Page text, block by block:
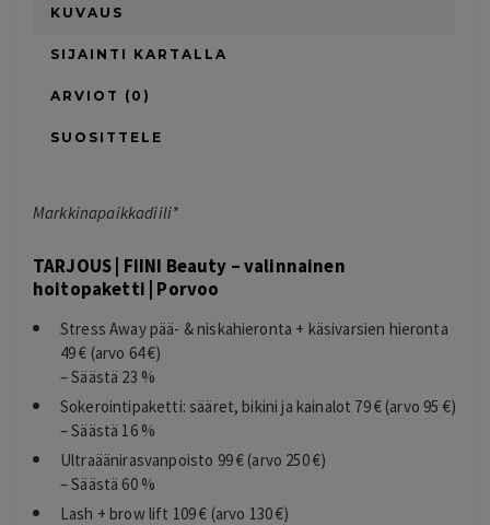
KUVAUS
SIJAINTI KARTALLA
ARVIOT (0)
SUOSITTELE
Markkinapaikkadiili*
TARJOUS | FIINI Beauty – valinnainen
hoitopaketti | Porvoo
Stress Away pää- & niskahieronta + käsivarsien hieronta
49 € (arvo 64 €)
– Säästä 23 %
Sokerointipaketti: sääret, bikini ja kainalot 79 € (arvo 95 €)
– Säästä 16 %
Ultraäänirasvanpoisto 99 € (arvo 250 €)
– Säästä 60 %
Lash + brow lift 109 € (arvo 130 €)